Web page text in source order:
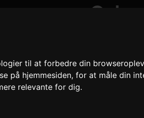
til at forbedre din
på hjemmesiden,for at måle din
relevante for dig.
uge - Only
uge på nummer 1. Lige nedenunder